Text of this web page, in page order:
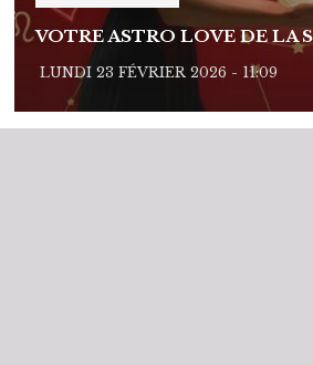
VOTRE ASTRO LOVE DE LA
LUNDI 23 FÉVRIER 2026 - 11:09